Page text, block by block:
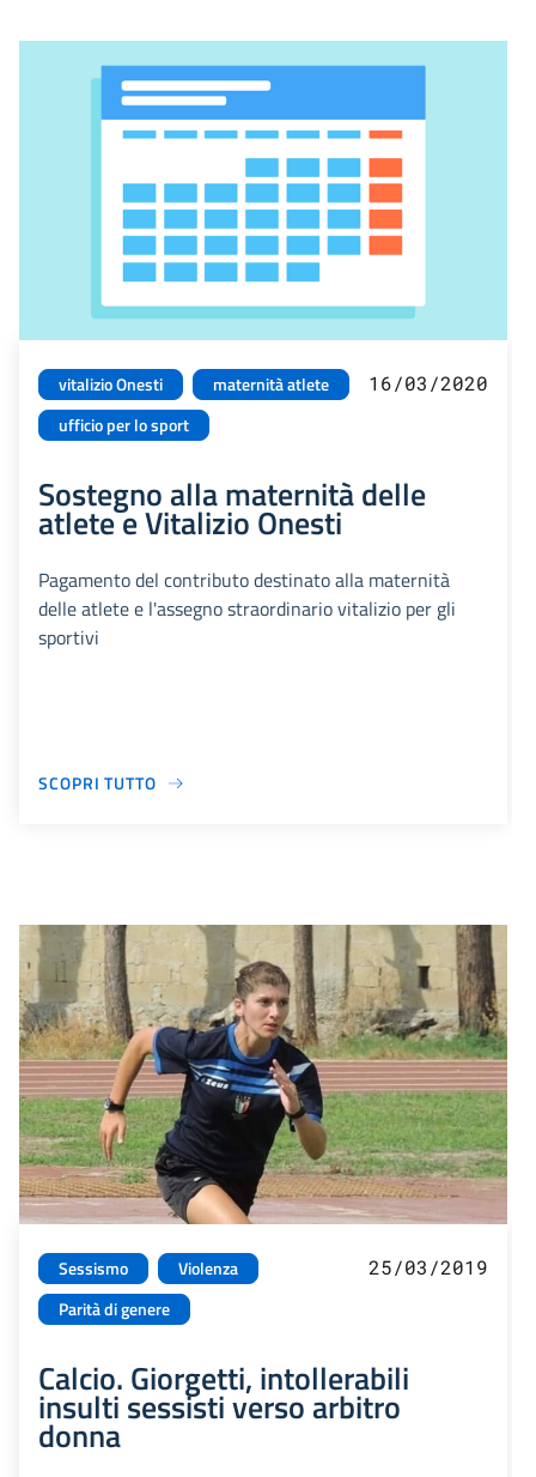
vitalizio Onesti
maternità atlete
ufficio per lo sport
16/03/2020
Sostegno alla maternità delle
atlete e Vitalizio Onesti
Pagamento del contributo destinato alla maternità
delle atlete e l'assegno straordinario vitalizio per gli
sportivi
SCOPRI TUTTO
Sessismo
Violenza
Parità di genere
25/03/2019
Calcio. Giorgetti, intollerabili
insulti sessisti verso arbitro
donna